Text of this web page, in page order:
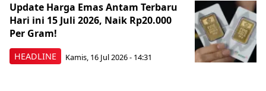
HEADLINE
Update Harga Emas Antam Terbaru
Hari ini 15 Juli 2026, Naik Rp20.000
Per Gram!
Kamis, 16 Jul 2026 - 14:31